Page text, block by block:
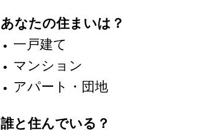
あなたの住まいは？
一戸建て
マンション
アパート・団地
誰と住んでいる？